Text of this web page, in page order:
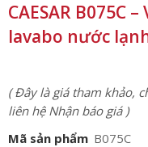
CAESAR B075C –
lavabo nước
( Đây là giá tham khảo,
liên hệ Nhận báo giá )
Mã sản phẩm B075C